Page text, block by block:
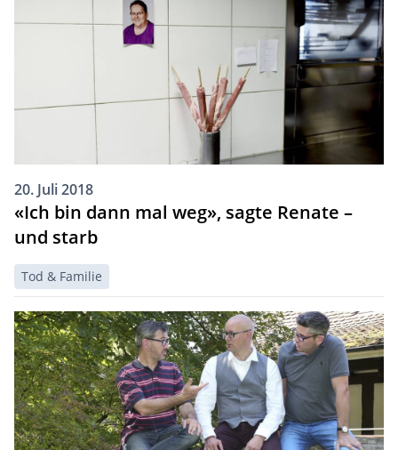
20. Juli 2018
«Ich bin dann mal weg», sagte Renate –
und starb
Tod & Familie